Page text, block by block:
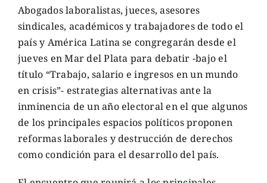
Abogados laboralistas, jueces, asesores
sindicales, académicos y trabajadores de todo el
país y América Latina se congregarán desde el
jueves en Mar del Plata para debatir -bajo el
título “Trabajo, salario e ingresos en un mundo
en crisis”- estrategias alternativas ante la
inminencia de un año electoral en el que algunos
de los principales espacios políticos proponen
reformas laborales y destrucción de derechos
como condición para el desarrollo del país.